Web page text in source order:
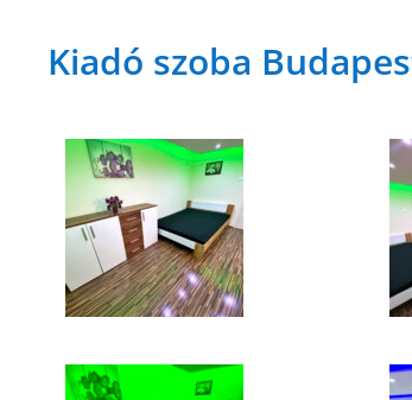
Kiadó szoba